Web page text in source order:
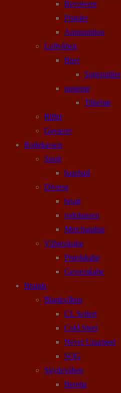
Revolvere
Pistoler
Ammunition
Luftvåben
Buer
Sigtemidler
pusterør
Tilbehør
Rifler
Geværer
Rodekassen
Sport
baseball
Diverse
brugt
rodekassen
Merchandise
Våbenskabe
Pistolskabe
Geværskabe
Brands
Blankvåben
CL Seifert
Cold Steel
Never Unarmed
SOG
Skydevåben
Beretta